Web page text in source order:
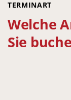
TERMINART
Welche
Sie